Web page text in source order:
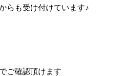
らも受け付けています♪
ご確認頂けます